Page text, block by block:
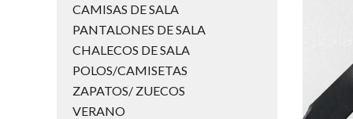
CAMISAS DE SALA
PANTALONES DE SALA
CHALECOS DE SALA
POLOS/CAMISETAS
ZAPATOS/ ZUECOS
VERANO